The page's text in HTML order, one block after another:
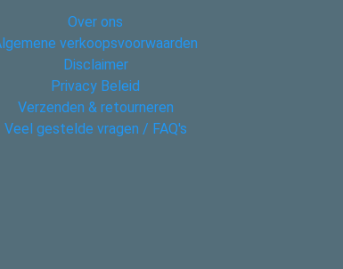
Over ons
verkoopsvoorwaarden
Disclaimer
Privacy Beleid
Verzenden & retourneren
Veel gestelde vragen / FAQ's